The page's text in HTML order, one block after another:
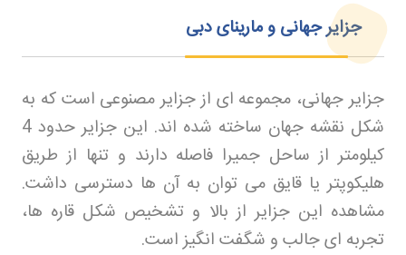
جزایر جهانی و مارینای دبی
جزایر جهانی، مجموعه‌ ای از جزایر مصنوعی است که به
شکل نقشه جهان ساخته شده‌ اند. این جزایر حدود 4
کیلومتر از ساحل جمیرا فاصله دارند و تنها از طریق
هلیکوپتر یا قایق می‌ توان به آن‌ ها دسترسی داشت.
مشاهده این جزایر از بالا و تشخیص شکل قاره‌ ها،
تجربه‌ ای جالب و شگفت انگیز است.